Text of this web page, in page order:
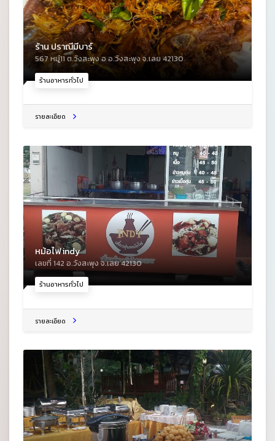
ร้านอาหารทั่วไป
ร้าน ปราณีมีบาร์
567 หมู่11 ต.วังสะพุง อ อ.วังสะพุง จ.เลย 42130
รายละเอียด
ร้านอาหารทั่วไป
หม้อไฟ indy
เลขที่ 142 อ.วังสะพุง จ.เลย 42130
รายละเอียด